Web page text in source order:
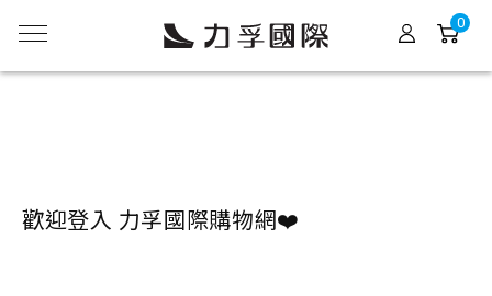
歡迎登入 力孚國際購物網❤️
0